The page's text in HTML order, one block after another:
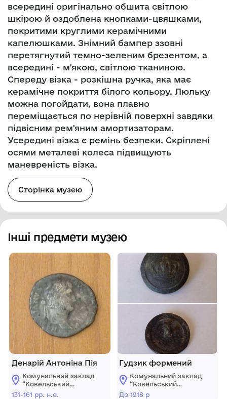
всередині оригінально обшита світлою
шкірою й оздоблена кнопками-цвяшками,
покритими круглими керамічними
капелюшками. Знімний бампер ззовні
перетягнутий темно-зеленим брезентом, а
всередині - м'якою, світлою тканиною.
Спереду візка - розкішна ручка, яка має
керамічне покриття білого кольору. Люльку
можна погойдати, вона плавно
переміщається по нерівній поверхні завдяки
підвісним рем'яним амортизаторам.
Усередині візка є ремінь безпеки. Скріплені
осями металеві колеса підвищують
маневреність візка.
Сторінка музею
Інші предмети музею
Денарій Антоніна Пія
Комунальний заклад
“Ковельський
історичний музей”
131-161 рр. н.е.
Гудзик формений
Комунальний заклад
“Ковельський
історичний музей”
До 1918 р